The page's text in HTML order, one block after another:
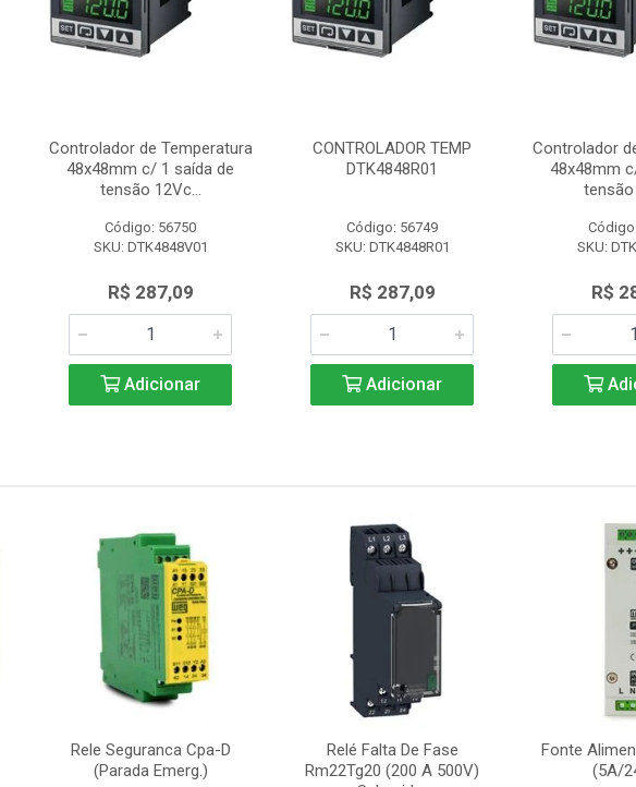
Controlador de Temperatura
48x48mm c/ 1 saída de
tensão 12Vc...
Código: 56750
SKU: DTK4848V01
R$ 287,09
Adicionar
CONTROLADOR TEMP
DTK4848R01
Código: 56749
SKU: DTK4848R01
R$ 287,09
Adicionar
Controlador
48x48mm
tensão
SKU:
R$
Rele Seguranca Cpa-D
(Parada Emerg.)
Relé Falta De Fase
Rm22Tg20 (200 A 500V)
Fonte
(5A/